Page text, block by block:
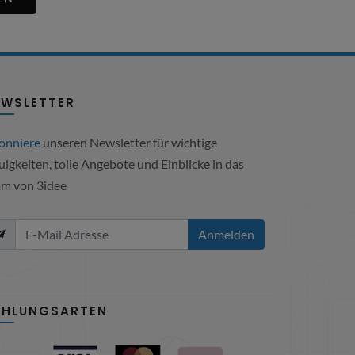
unseren Newsletter für wichtige
tolle Angebote und Einblicke in das
von 3idee
Anmelden